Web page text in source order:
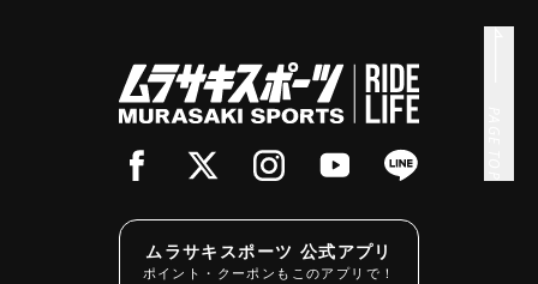
ムラサキスポーツ 公式アプリ
ポイント・クーポンもこのアプリで！